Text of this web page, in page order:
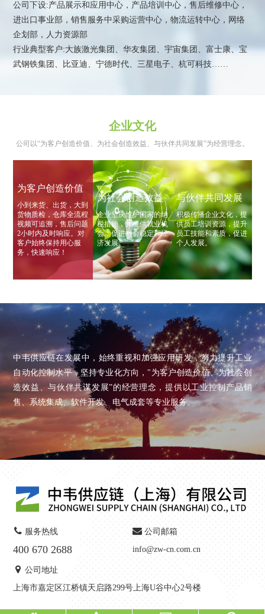
公司下设:产品展示和应用中心，产品培训中心，售后维修中心，
进出口事业部，销售服务中采购运营中心，物流运转中心，网络
企划部，人力资源部
行业典型客户:大族激光集团、华友集团、宇宙集团、富士康、宝
武钢铁集团、比亚迪、宁德时代、三星电子、杭可科技……
企业文化
公司以“为客户创造价值、为社会创造效益、与伙伴共同发展”为经营理念。
为客户创造价值
小到来货、出货，大到
货物质检，仓库全流程
视频可追溯，售后问题
2小时内及时响应。对
客户始终保持用心服
务，快速响应！
为社会创造效益
企业坚决维护国家的纳
税措施，并提供就业机
会，促进社会稳定和经
济发展。
与伙伴共同发展
积极传播企业文化，提
供员工培训资源，提升
员工技能和素质，促进
个人发展。
中韦供应链在发展中，始终重视和加强应用研发，努力提升工业
自动化控制水平，坚持专业化方向，"为客户创造价值、为社会创
造效益、与伙伴共谋发展”的经营理念，提供以工业控制产品销
售、系统集成、软件开发、电气成套等专业服务。
服务热线
400 670 2688
公司邮箱
info@zw-cn.com.cn
公司地址
上海市嘉定区江桥镇天启路299号上海U谷中心2号楼